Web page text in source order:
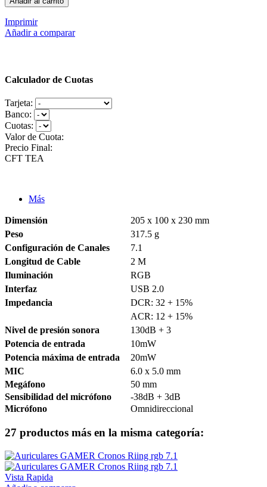
Imprimir
Añadir a comparar
Calculador de Cuotas
Tarjeta:
Banco:
Cuotas:
Valor de Cuota:
Precio Final:
CFT TEA
Más
Dimensión
205 x 100 x 230 mm
Peso
317.5 g
Configuración de Canales
7.1
Longitud de Cable
2 M
Iluminación
RGB
Interfaz
USB 2.0
Impedancia
DCR: 32 + 15%
ACR: 12 + 15%
Nivel de presión sonora
130dB + 3
Potencia de entrada
10mW
Potencia máxima de entrada
20mW
MIC
6.0 x 5.0 mm
Megáfono
50 mm
Sensibilidad del micrófono
-38dB + 3dB
Micrófono
Omnidireccional
27 productos más en la misma categoría:
Vista Rapida